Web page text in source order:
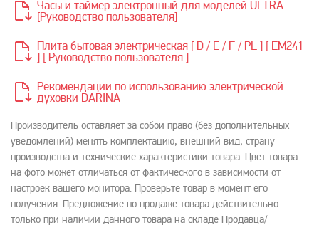
Производитель оставляет за собой право (без дополнительных
уведомлений) менять комплектацию, внешний вид, страну
производства и технические характеристики товара. Цвет товара
на фото может отличаться от фактического в зависимости от
настроек вашего монитора. Проверьте товар в момент его
получения. Предложение по продаже товара действительно
только при наличии данного товара на складе Продавца/
Часы и таймер электронный для моделей ULTRA
[Руководство пользователя]
Плита бытовая электрическая [ D / E / F / PL ] [ ЕМ241
] [ Руководство пользователя ]
Рекомендации по использованию электрической
духовки DARINA